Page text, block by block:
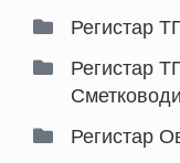
Регистар
Регистар
Регистар